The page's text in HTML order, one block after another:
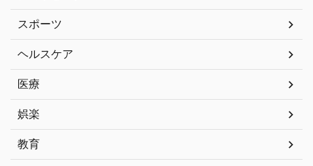
スポーツ
ヘルスケア
医療
娯楽
教育